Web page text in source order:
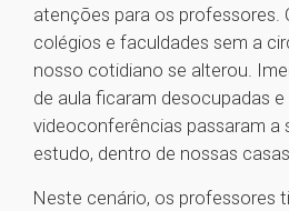
atenções para os professores.
colégios e faculdades sem a
nosso cotidiano se alterou.
de aula ficaram desocupadas e
videoconferências passaram a
estudo, dentro de nossas
Neste cenário, os professores